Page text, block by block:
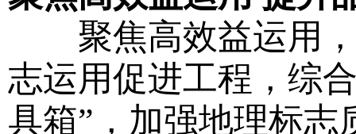
聚焦高效益运用，
志运用促进工程，综
具箱”，加强地理标